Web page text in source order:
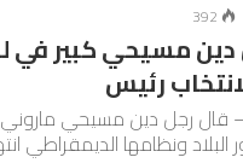
392
دين مسيحي كبير في
رئيس
– قال رجل دين مسيحي
البلاد ونظامها الديمقراطي